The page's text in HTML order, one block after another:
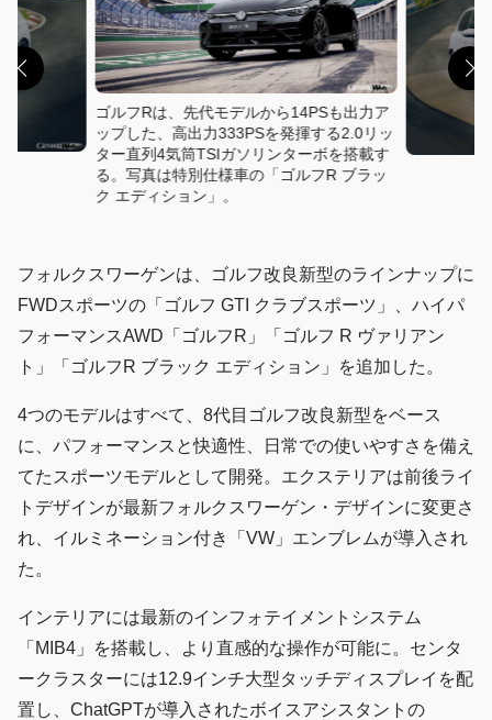
ゴルフRは、先代モデルから14PSも出力ア
ップした、高出力333PSを発揮する2.0リッ
ター直列4気筒TSIガソリンターボを搭載す
る。写真は特別仕様車の「ゴルフR ブラッ
ク エディション」。
フォルクスワーゲンは、ゴルフ改良新型のラインナップに
FWDスポーツの「ゴルフ GTI クラブスポーツ」、ハイパ
フォーマンスAWD「ゴルフR」「ゴルフ R ヴァリアン
ト」「ゴルフR ブラック エディション」を追加した。
4つのモデルはすべて、8代目ゴルフ改良新型をベース
に、パフォーマンスと快適性、日常での使いやすさを備え
てたスポーツモデルとして開発。エクステリアは前後ライ
トデザインが最新フォルクスワーゲン・デザインに変更さ
れ、イルミネーション付き「VW」エンブレムが導入され
た。
インテリアには最新のインフォテイメントシステム
「MIB4」を搭載し、より直感的な操作が可能に。センタ
ークラスターには12.9インチ大型タッチディスプレイを配
置し、ChatGPTが導入されたボイスアシスタントの